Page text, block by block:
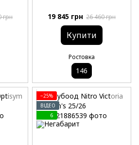
грн 19 845 грн 26 460 грн
Купити
Ростовка
146
−25%
ВІДЕО
6